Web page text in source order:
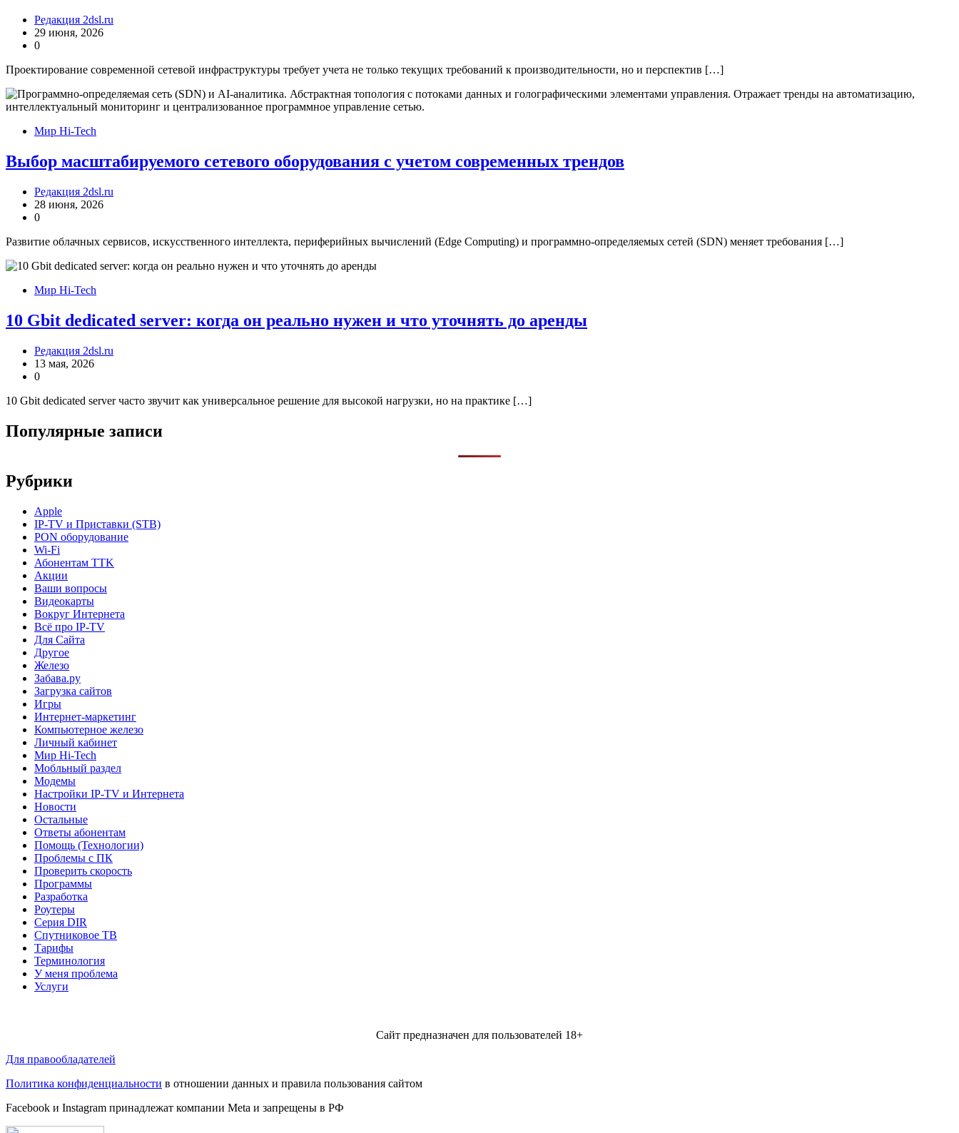
Редакция 2dsl.ru
29 июня, 2026
0
Проектирование современной сетевой инфраструктуры требует учета не только текущих требований к производительности, но и перспектив […]
Мир Hi-Tech
Выбор масштабируемого сетевого оборудования с учетом современных трендов
Редакция 2dsl.ru
28 июня, 2026
0
Развитие облачных сервисов, искусственного интеллекта, периферийных вычислений (Edge Computing) и программно-определяемых сетей (SDN) меняет требования […]
Мир Hi-Tech
10 Gbit dedicated server: когда он реально нужен и что уточнять до аренды
Редакция 2dsl.ru
13 мая, 2026
0
10 Gbit dedicated server часто звучит как универсальное решение для высокой нагрузки, но на практике […]
Популярные записи
Рубрики
Apple
IP-TV и Приставки (STB)
PON оборудование
Wi-Fi
Абонентам TTK
Акции
Ваши вопросы
Видеокарты
Вокруг Интернета
Всё про IP-TV
Для Сайта
Другое
Железо
Забава.ру
Загрузка сайтов
Игры
Интернет-маркетинг
Компьютерное железо
Личный кабинет
Мир Hi-Tech
Мобльный раздел
Модемы
Настройки IP-TV и Интернета
Новости
Остальные
Ответы абонентам
Помощь (Технологии)
Проблемы с ПК
Проверить скорость
Программы
Разработка
Роутеры
Серия DIR
Спутниковое ТВ
Тарифы
Терминология
У меня проблема
Услуги
Сайт предназначен для пользователей 18+
Для правообладателей
Политика конфиденциальности в отношении данных и правила пользования сайтом
Facebook и Instagram принадлежат компании Metа и запрещены в РФ